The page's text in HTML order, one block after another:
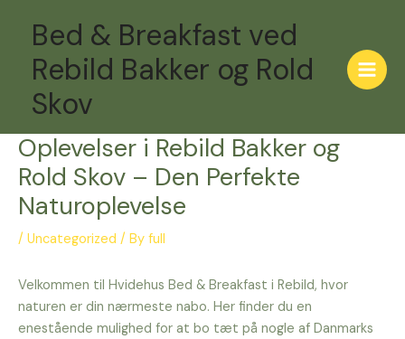
Bed & Breakfast ved
Rebild Bakker og Rold
Skov
Oplevelser i Rebild Bakker og
Rold Skov – Den Perfekte
Naturoplevelse
/ Uncategorized / By full
Velkommen til Hvidehus Bed & Breakfast i Rebild, hvor
naturen er din nærmeste nabo. Her finder du en
enestående mulighed for at bo tæt på nogle af Danmarks
navigation